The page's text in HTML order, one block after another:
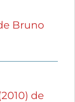
Bruno
de